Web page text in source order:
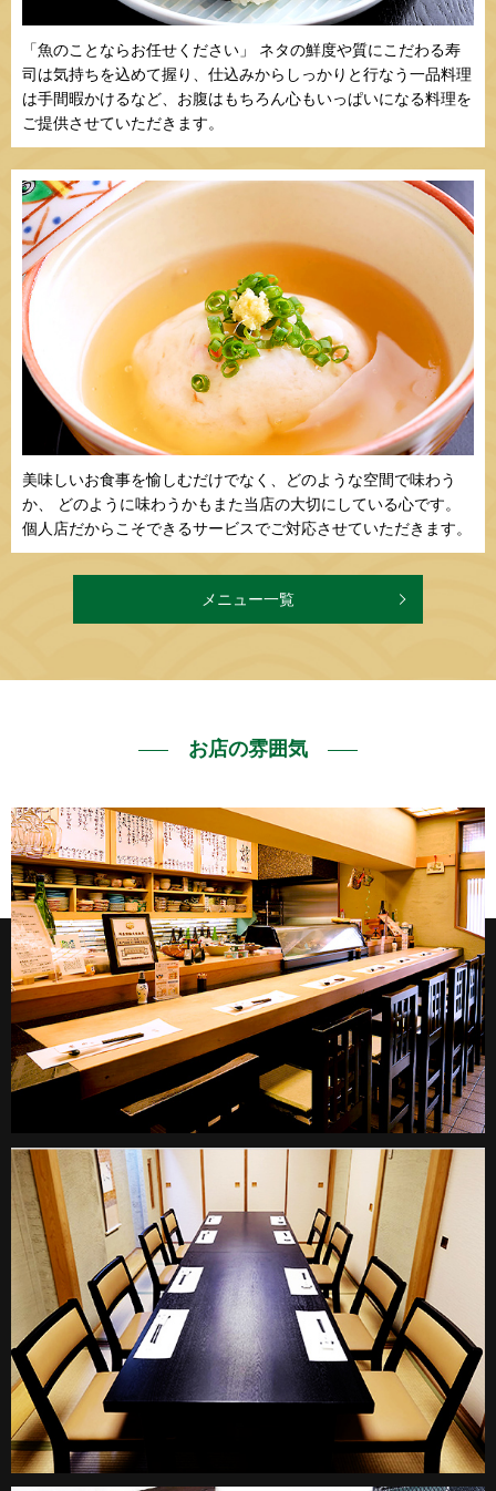
「魚のことならお任せください」 ネタの鮮度や質にこだわる寿
司は気持ちを込めて握り、仕込みからしっかりと行なう一品料理
は手間暇かけるなど、お腹はもちろん心もいっぱいになる料理を
ご提供させていただきます。
美味しいお食事を愉しむだけでなく、どのような空間で味わう
か、 どのように味わうかもまた当店の大切にしている心です。
個人店だからこそできるサービスでご対応させていただきます。
メニュー一覧
お店の雰囲気